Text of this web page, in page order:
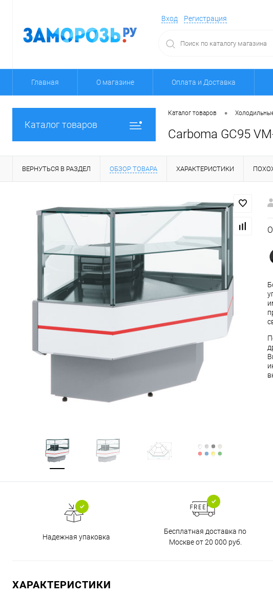
Вход Регистрация
Главная О магазине Оплата и Доставка
Каталог товаров
Каталог товаров •
Carboma GC95
ВЕРНУТЬСЯ В РАЗДЕЛ ОБЗОР ТОВАРА ХАРАКТЕРИСТИКИ
Надежная упаковка
Бесплатная доставка по
Москве от 20 000 руб.
ХАРАКТЕРИСТИКИ